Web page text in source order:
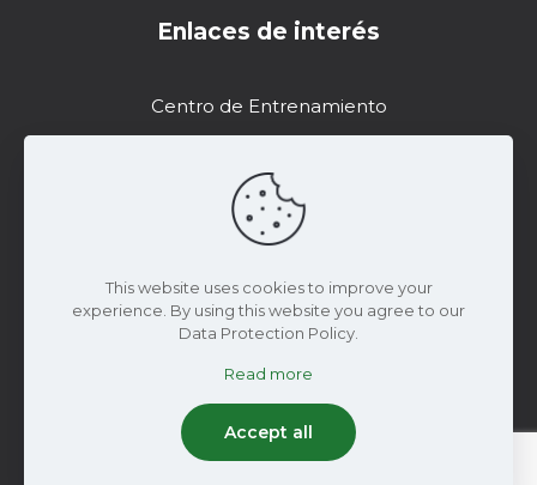
Enlaces de interés
Centro de Entrenamiento
Recursos de Marketing
© 2024 Wiseconn Engineering | Todos los
derechos reservados
This website uses cookies to improve your
experience. By using this website you agree to our
Data Protection Policy.
Read more
Accept all